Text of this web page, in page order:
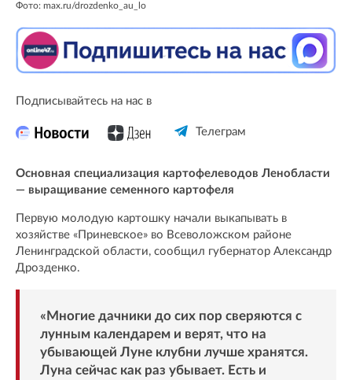
Фото: max.ru/drozdenko_au_lo
Подписывайтесь на нас в
Телеграм
Основная специализация картофелеводов Ленобласти
— выращивание семенного картофеля
Первую молодую картошку начали выкапывать в
хозяйстве «Приневское» во Всеволожском районе
Ленинградской области, сообщил губернатор Александр
Дрозденко.
«Многие дачники до сих пор сверяются с
лунным календарем и верят, что на
убывающей Луне клубни лучше хранятся.
Луна сейчас как раз убывает. Есть и